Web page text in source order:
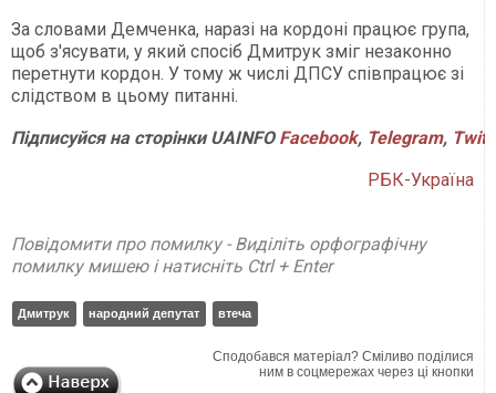
За словами Демченка, наразі на кордоні працює група,
щоб з'ясувати, у який спосіб Дмитрук зміг незаконно
перетнути кордон. У тому ж числі ДПСУ співпрацює зі
слідством в цьому питанні.
ПідписуйсянасторінкиUAINFO Facebook, Telegram,
РБК-Україна
Повідомити про помилку - Виділіть орфографічну
помилку мишею і натисніть Ctrl + Enter
Дмитрук народний депутат втеча
Сподобався матеріал? Сміливо поділися
ним в соцмережах через ці кнопки